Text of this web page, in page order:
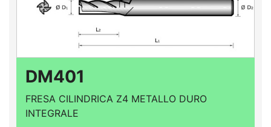
DM401
FRESA CILINDRICA Z4 METALLO DURO
INTEGRALE